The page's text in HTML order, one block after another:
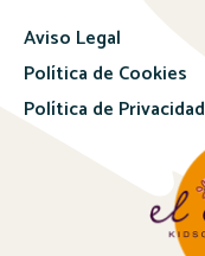
Aviso Legal
Política de Cookies
Política de Privacidad